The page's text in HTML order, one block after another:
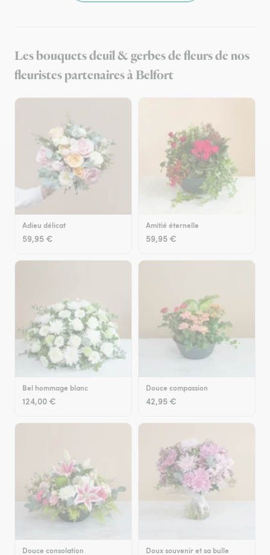
Les bouquets deuil & gerbes de fleurs de nos
fleuristes partenaires à Belfort
Adieu délicat
59,95 €
Amitié éternelle
59,95 €
Bel hommage blanc
124,00 €
Douce compassion
42,95 €
Douce consolation
Doux souvenir et sa bulle